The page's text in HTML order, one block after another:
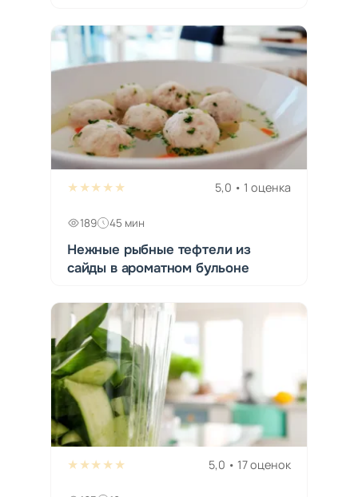
★★★★★ 5,0 • 1 оценка
189 45 мин
Нежные рыбные тефтели из
сайды в ароматном бульоне
★★★★★ 5,0 • 17 оценок